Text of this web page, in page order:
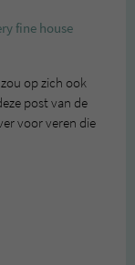
fine house
op zich ook
post van de
voor veren die